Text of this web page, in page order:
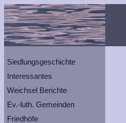
Siedlungsgeschichte
Interessantes
Weichsel Berichte
Ev.-luth. Gemeinden
Friedhöfe